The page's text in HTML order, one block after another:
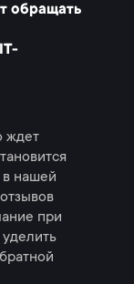
обращать
ждет
нашей
при